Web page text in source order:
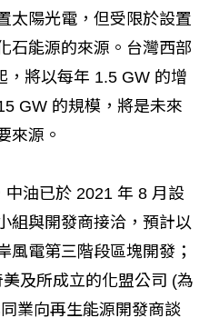
太陽光電，但受限於設置
石能源的來源。台灣西部
，將以每年 1.5 GW 的增
GW 的規模，將是未來
來源。
油已於 2021 年 8 月設
組與開發商接洽，預計以
風電第三階段區塊開發；
及所成立的化盟公司 (為
業向再生能源開發商談